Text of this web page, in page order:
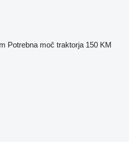
Potrebna moč traktorja 150 KM